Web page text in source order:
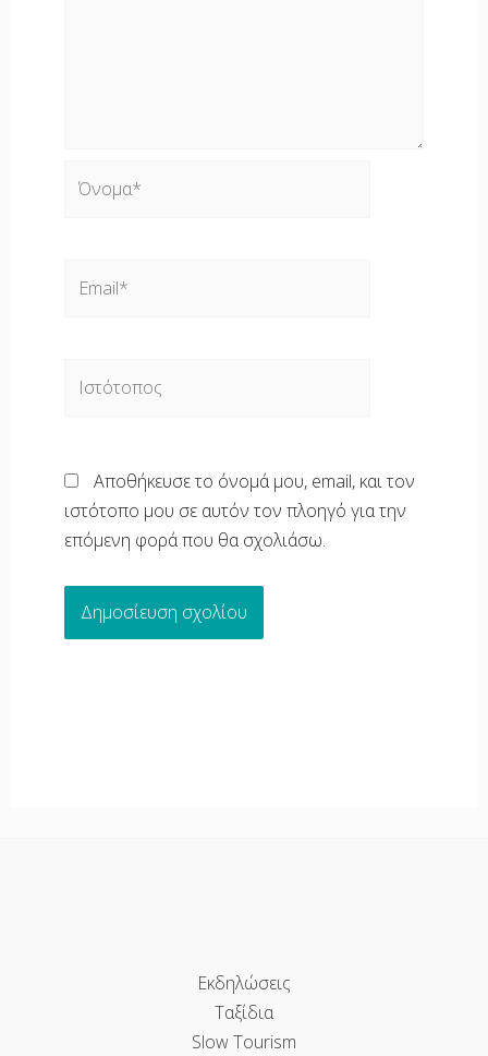
Αποθήκευσε το όνομά μου, email, και τον
ιστότοπο μου σε αυτόν τον πλοηγό για την
επόμενη φορά που θα σχολιάσω.
Εκδηλώσεις
Ταξίδια
Slow Tourism